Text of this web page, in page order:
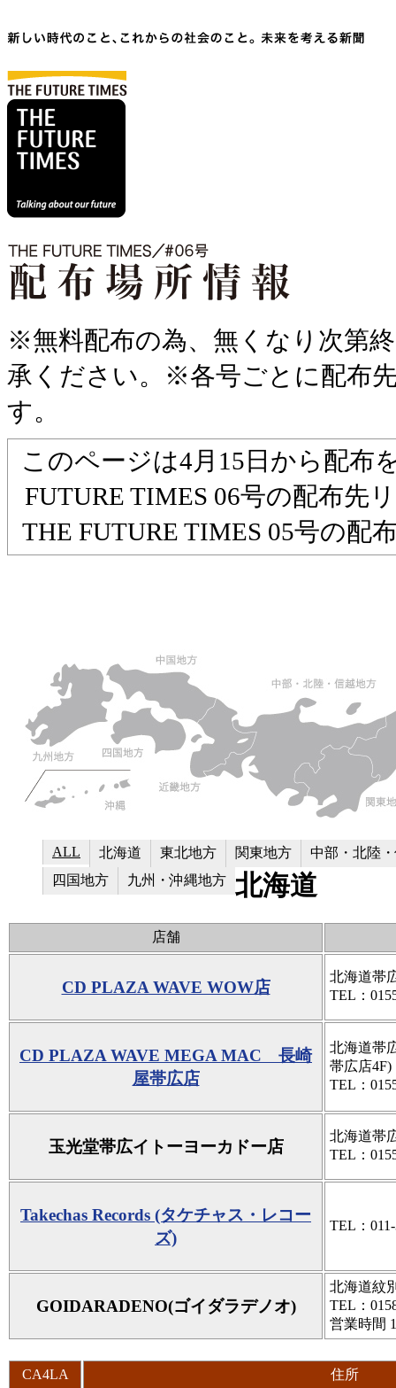
※無料配布の為、無くなり次第
承ください。※各号ごとに配布
す。
このページは4月15日から配布
FUTURE TIMES 06号の配布先
THE FUTURE TIMES 05号の配
ALL 北海道 東北地方 関東地方
中部・北陸
四国地方
九州・沖縄地方 北海道
店舗
CD PLAZA WAVE WOW店
北海道帯
TEL：
CD PLAZA WAVE MEGA MAC 長崎
屋帯広店
北海道帯
帯広店4F)
TEL：
玉光堂帯広イトーヨーカドー店
北海道帯
TEL：
Takechas Records (タケチャス・レコー
ズ)
TEL：
GOIDARADENO(ゴイダラデノオ)
北海道紋
TEL：
営業時間
CA4LA 住所